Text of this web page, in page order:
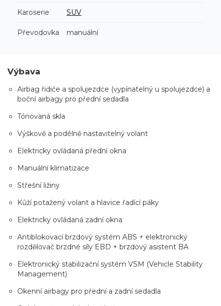
Karoserie SUV
Převodovka manuální
Výbava
Airbag řidiče a spolujezdce (vypínatelný u spolujezdce) a
boční airbagy pro přední sedadla
Tónovaná skla
Výškově a podélně nastavitelný volant
Elektricky ovládaná přední okna
Manuální klimatizace
Střešní ližiny
Kůží potažený volant a hlavice řadící páky
Elektricky ovládaná zadní okna
Antiblokovací brzdový systém ABS + elektronický
rozdělovač brzdné síly EBD + brzdový asistent BA
Elektronický stabilizační systém VSM (Vehicle Stability
Management)
Okenní airbagy pro přední a zadní sedadla